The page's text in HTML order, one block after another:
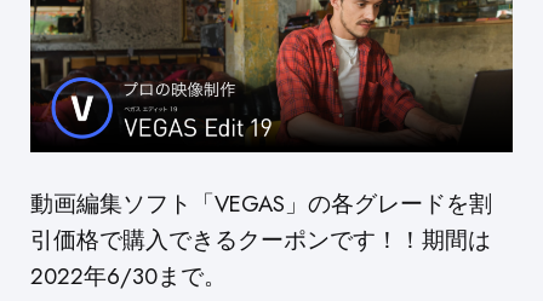
動画編集ソフト「VEGAS」の各グレードを割
引価格で購入できるクーポンです！！期間は
2022年6/30まで。